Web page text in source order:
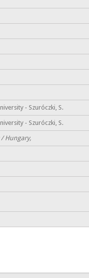
- Szuróczki, S.
- Szuróczki, S.
/ Hungary,